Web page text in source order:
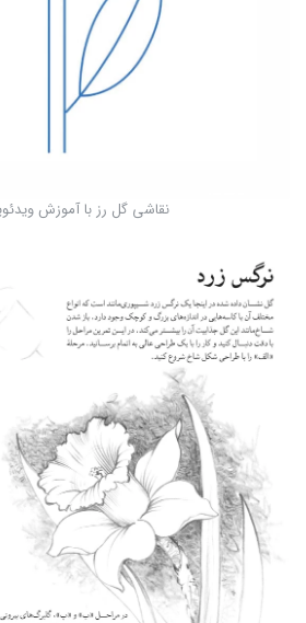
نقاشی گل رز با آموزش